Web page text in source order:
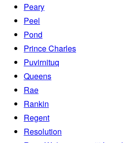
Peary
Peel
Pond
Prince Charles
Puvirnituq
Queens
Rae
Rankin
Regent
Resolution